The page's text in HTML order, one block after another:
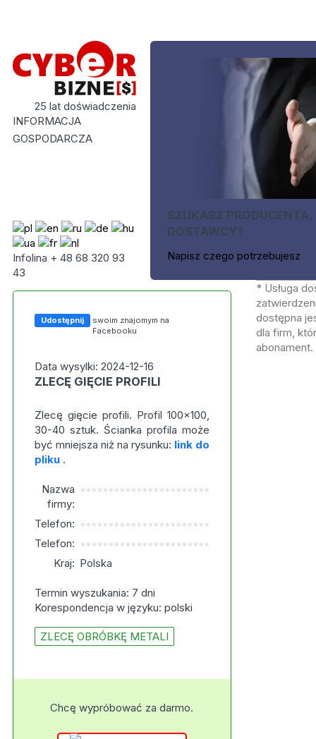
25 lat doświadczenia
INFORMACJA
GOSPODARCZA
Infolina + 48 68 320 93
43
SZUKASZ PRODUCENTA,
DOSTAWCY?
Napisz czego potrzebujesz
Udostępnij
swoim znajomym na
Facebooku
Data wysylki: 2024-12-16
ZLECĘ GIĘCIE PROFILI
Zlecę gięcie profili. Profil 100x100,
30-40 sztuk. Ścianka profila może
być mniejsza niż na rysunku: link do
pliku.
Nazwa
firmy:
***********************
Telefon: ***********************
Telefon: ***********************
Kraj: Polska
Termin wyszukania: 7 dni
Korespondencja w języku: polski
ZLECĘ OBRÓBKĘ METALI
Chcę wypróbować za darmo.
* Usługa
dostępna
dla firm,
abonament.